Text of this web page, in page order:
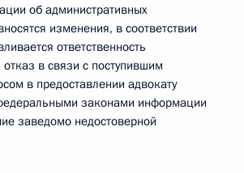
об административных
изменения, в соответствии
ответственность
в связи с поступившим
в предоставлении адвокату
законами информации
заведомо недостоверной